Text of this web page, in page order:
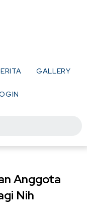
GALLERY
Anggota
Nih